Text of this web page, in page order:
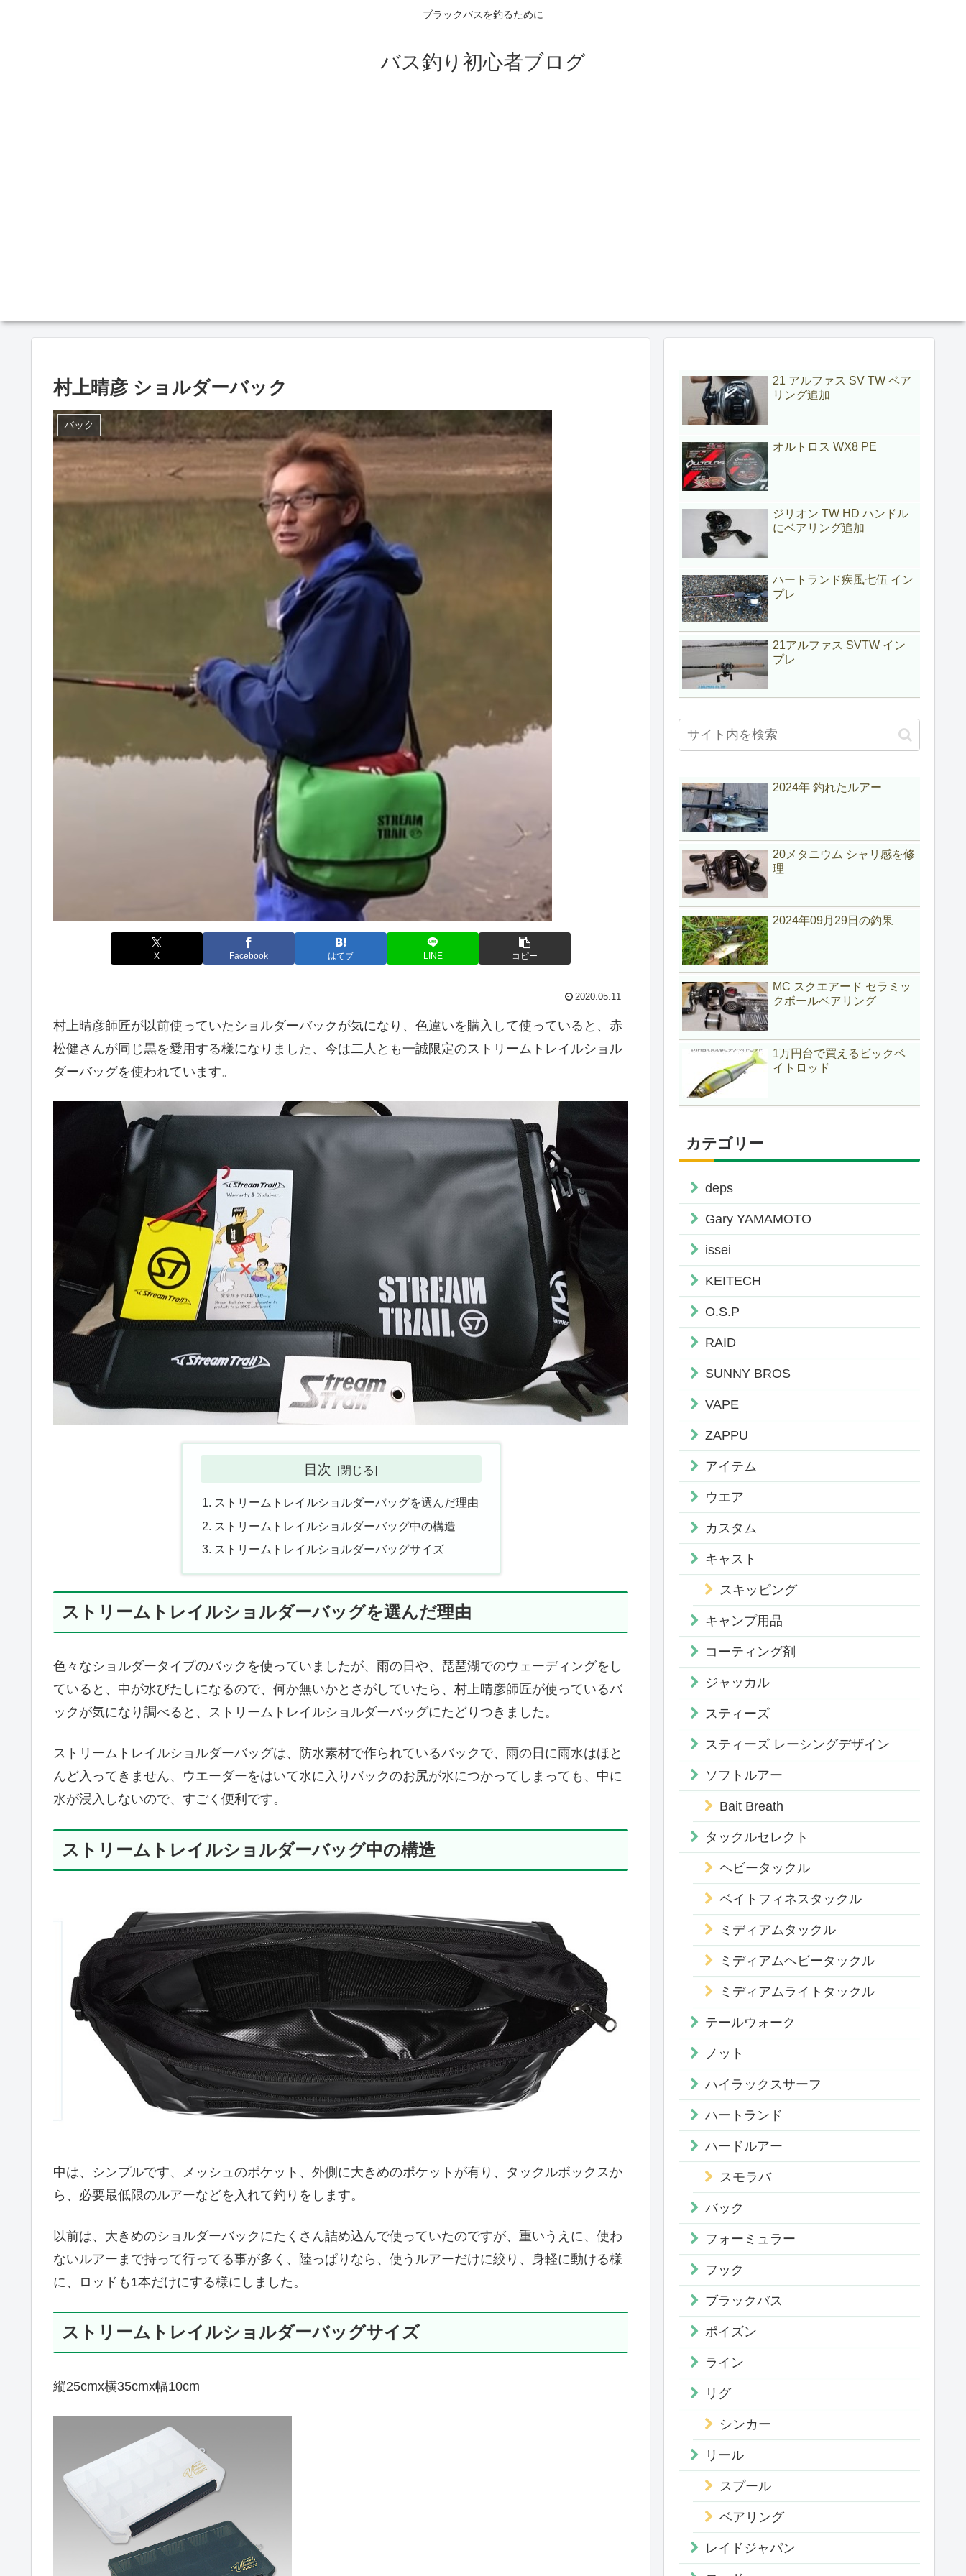
ブラックバスを釣るために
バス釣り初心者ブログ
村上晴彦 ショルダーバック
バック
X Facebook はてブ LINE コピー
2020.05.11
村上晴彦師匠が以前使っていたショルダーバックが気になり、色違いを購入して使っていると、赤
松健さんが同じ黒を愛用する様になりました、今は二人とも一誠限定のストリームトレイルショル
ダーバッグを使われています。
目次
ストリームトレイルショルダーバッグを選んだ理由
ストリームトレイルショルダーバッグ中の構造
ストリームトレイルショルダーバッグサイズ
ストリームトレイルショルダーバッグを選んだ理由
色々なショルダータイプのバックを使っていましたが、雨の日や、琵琶湖でのウェーディングをし
ていると、中が水びたしになるので、何か無いかとさがしていたら、村上晴彦師匠が使っているバ
ックが気になり調べると、ストリームトレイルショルダーバッグにたどりつきました。
ストリームトレイルショルダーバッグは、防水素材で作られているバックで、雨の日に雨水はほと
んど入ってきません、ウエーダーをはいて水に入りバックのお尻が水につかってしまっても、中に
水が浸入しないので、すごく便利です。
ストリームトレイルショルダーバッグ中の構造
中は、シンプルです、メッシュのポケット、外側に大きめのポケットが有り、タックルボックスか
ら、必要最低限のルアーなどを入れて釣りをします。
以前は、大きめのショルダーバックにたくさん詰め込んで使っていたのですが、重いうえに、使わ
ないルアーまで持って行ってる事が多く、陸っぱりなら、使うルアーだけに絞り、身軽に動ける様
に、ロッドも1本だけにする様にしました。
ストリームトレイルショルダーバッグサイズ
縦25cmx横35cmx幅10cm
21 アルファス SV TW ベア
リング追加
オルトロス WX8 PE
ジリオン TW HD ハンドル
にベアリング追加
ハートランド疾風七伍 イン
プレ
21アルファス SVTW イン
プレ
2024年 釣れたルアー
20メタニウム シャリ感を修
理
2024年09月29日の釣果
MC スクエアード セラミッ
クボールベアリング
1万円台で買えるビックベ
イトロッド
カテゴリー
deps
Gary YAMAMOTO
issei
KEITECH
O.S.P
RAID
SUNNY BROS
VAPE
ZAPPU
アイテム
ウエア
カスタム
キャスト
スキッピング
キャンプ用品
コーティング剤
ジャッカル
スティーズ
スティーズ レーシングデザイン
ソフトルアー
Bait Breath
タックルセレクト
ヘビータックル
ベイトフィネスタックル
ミディアムタックル
ミディアムヘビータックル
ミディアムライトタックル
テールウォーク
ノット
ハイラックスサーフ
ハートランド
ハードルアー
スモラバ
バック
フォーミュラー
フック
ブラックバス
ポイズン
ライン
リグ
シンカー
リール
スプール
ベアリング
レイドジャパン